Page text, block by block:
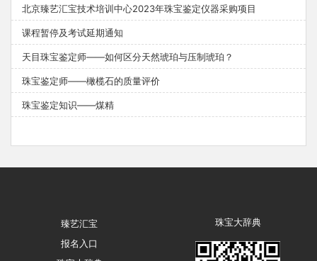
北京臻艺汇宝技术培训中心2023年珠宝鉴定仪器采购项目
课程暂停及考试延期通知
天目珠宝鉴定师——如何区分天然琥珀与压制琥珀？
珠宝鉴定师——橄榄石的质量评价
珠宝鉴定知识——煤精
臻艺汇宝
报名入口
珠宝大辞典